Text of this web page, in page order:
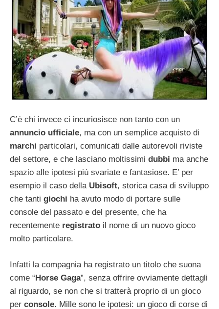
C’è chi invece ci incuriosisce non tanto con un
annuncio ufficiale, ma con un semplice acquisto di
marchi particolari, comunicati dalle autorevoli riviste
del settore, e che lasciano moltissimi dubbi ma anche
spazio alle ipotesi più svariate e fantasiose. E’ per
esempio il caso della Ubisoft, storica casa di sviluppo
che tanti giochi ha avuto modo di portare sulle
console del passato e del presente, che ha
recentemente registrato il nome di un nuovo gioco
molto particolare.
Infatti la compagnia ha registrato un titolo che suona
come “Horse Gaga”, senza offrire ovviamente dettagli
al riguardo, se non che si tratterà proprio di un gioco
per console. Mille sono le ipotesi: un gioco di corse di